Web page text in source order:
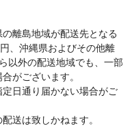
離島地域が配送先となる
、沖縄県およびその他離
以外の配送地域でも、一部
がございます。
日通り届かない場合がご
送は致しかねます。